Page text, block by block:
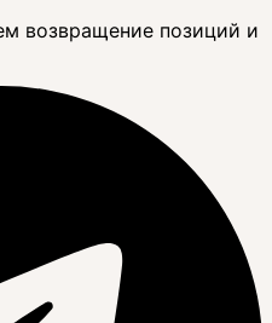
возвращение позиций и